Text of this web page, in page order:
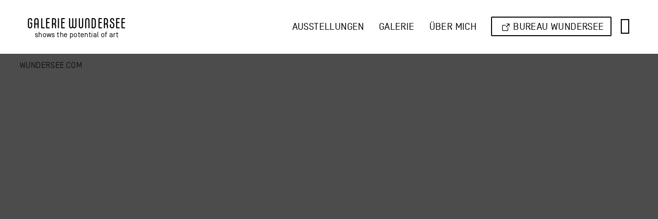
GALERIE WUNDERSEE
shows the potential of art
AUSSTELLUNGEN GALERIE ÜBER MICH BUREAU WUNDERSEE
WUNDERSEE.COM